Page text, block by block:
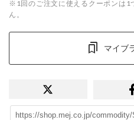
※1回のご注文に使えるクーポンは1
ん。
マイブ